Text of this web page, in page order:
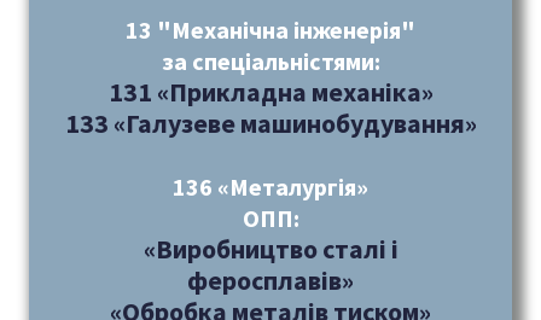
13 "Механічна інженерія"
за спеціальністями:
131 «Прикладна механіка»
133 «Галузеве машинобудування»
136 «Металургія»
ОПП:
«Виробництво сталі і
феросплавів»
«Обробка металів тиском»